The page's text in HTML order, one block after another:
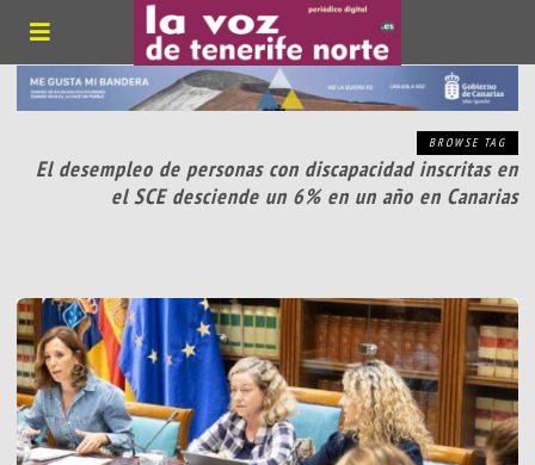
BROWSE TAG
El desempleo de personas con discapacidad inscritas en
el SCE desciende un 6% en un año en Canarias